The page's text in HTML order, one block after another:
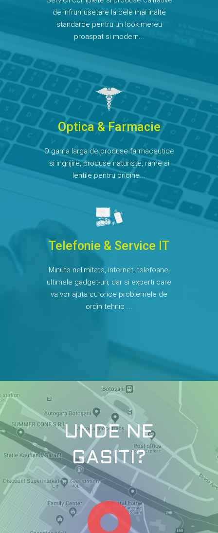
de infrumusetare la cele mai inalte
standarde pentru un look mereu
proaspat si modern...
Optica & Farmacie
O gama larga de produse farmaceutice
si ingrijire, produse naturiste, rame si
lentile pentru oricine...
Telefonie & Service IT
Minute nelimitate, internet, telefoane,
ultimele gadget-uri, dar si experti care
va vor ajuta cu orice problemele de
ordin tehnic ...
UNDE NE
GASITI?